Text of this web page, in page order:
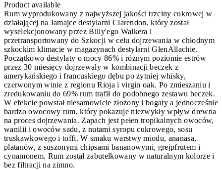
Product available
Rum wyprodukowany z najwyższej jakości trzciny cukrowej w
działającej na Jamajce destylarni Clarendon, który został
wyselekcjonowany przez Billy'ego Walkera i
przetransportowany do Szkocji w celu dojrzewania w chłodnym
szkockim klimacie w magazynach destylarni GlenAllachie.
Początkowo destylaty o mocy 86% i różnym poziomie estrów
przez 30 miesięcy dojrzewały w kombinacji beczek z
amerykańskiego i francuskiego dębu po żytniej whisky,
czerwonym winie z regionu Rioja i virgin oak. Po zmieszaniu i
zredukowaniu do 69% rum trafił do podobnego zestawu beczek.
W efekcie powstał niesamowicie złożony i bogaty a jednocześnie
bardzo owocowy rum, który pokazuje niezwykły wpływ drewna
na proces dojrzewania. Zapach jest pełen tropikalnych owoców,
wanilii i owoców sadu, z nutami syropu cukrowego, sosu
truskawkowego i toffi. W smaku warstwy miodu, ananasa,
platanów, z suszonymi chipsami bananowymi, grejpfrutem i
cynamonem. Rum został zabutelkowany w naturalnym kolorze i
bez filtracji na zimno.